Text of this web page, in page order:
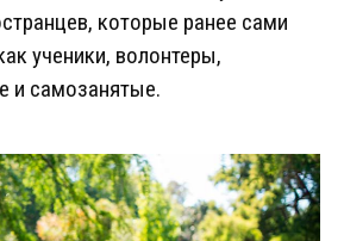
которые ранее сами
ученики, волонтеры,
и самозанятые.